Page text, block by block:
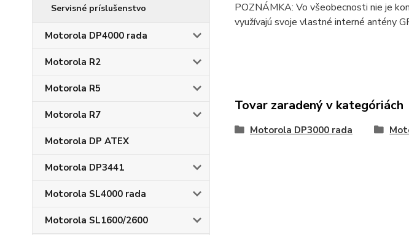
Servisné príslušenstvo
Motorola DP4000 rada
Motorola R2
Motorola R5
Motorola R7
Motorola DP ATEX
Motorola DP3441
Motorola SL4000 rada
Motorola SL1600/2600
POZNÁMKA: Vo všeobecnosti nie je
využívajú svoje vlastné interné antény
Tovar zaradený v kategóriách
Motorola DP3000 rada